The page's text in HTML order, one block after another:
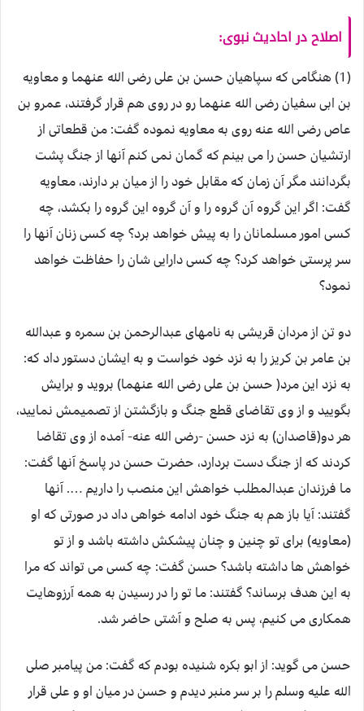
اصلاح در احادیث نبوی:
(1) هنگامی که سپاهیان حسن بن علی رضی الله عنهما و معاویه
بن ابی سفیان رضی الله عنهما رو در روی هم قرار گرفتند، عمرو بن
عاص رضی الله عنه روی به معاویه نموده گفت: من قطعاتی از
ارتشیان حسن را می بینم که گمان نمی کنم آنها از جنگ پشت
بگردانند مگر آن زمان که مقابل خود را از میان بر دارند، معاویه
گفت: اگر این گروه آن گروه را و آن گروه این گروه را بکشد، چه
کسی امور مسلمانان را به پیش خواهد برد؟ چه کسی زنان آنها را
سر پرستی خواهد کرد؟ چه کسی دارایی شان را حفاظت خواهد
نمود؟
دو تن از مردان قریشی به نامهای عبدالرحمن بن سمره و عبدالله
بن عامر بن کریز را به نزد خود خواست و به ایشان دستور داد که:
به نزد این مرد( حسن بن علی رضی الله عنهما) بروید و برایش
بگویید و از وی تقاضای قطع جنگ و بازگشتن از تصمیمش نمایید،
هر دو(قاصدان) به نزد حسن -رضی الله عنه- آمده از وی تقاضا
کردند که از جنگ دست بردارد، حضرت حسن در پاسخ آنها گفت:
ما فرزندان عبدالمطلب خواهش این منصب را داریم …. آنها
گفتند: آیا باز هم به جنگ خود ادامه خواهی داد در صورتی که او
(معاویه) برای تو چنین و چنان پیشکش داشته باشد و از تو
خواهش ها داشته باشد؟ حسن گفت: چه کسی می تواند که مرا
به این هدف برساند؟ گفتند: ما تو را در رسیدن به همه آرزوهایت
همکاری می کنیم، پس به صلح و آشتی حاضر شد.
حسن می گوید: از ابو بکره شنیده بودم که گفت: من پیامبر صلی
الله علیه وسلم را بر سر منبر دیدم و حسن در میان او و علی قرار